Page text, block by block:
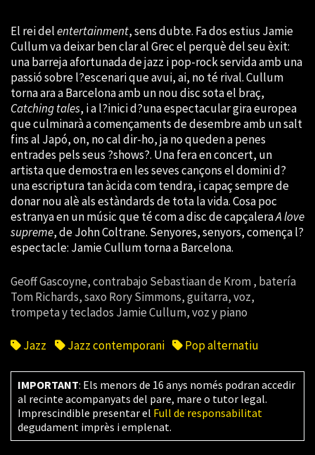
El rei delentertainment, sens dubte. Fa dos estius Jamie
Cullum va deixar ben clar al Grec el perquè del seu èxit:
una barreja afortunada de jazz i pop-rock servida amb una
passió sobre l?escenari que avui, ai, no té rival. Cullum
torna ara a Barcelona amb un nou disc sota el braç,
Catching tales, i a l?inici d?una espectacular gira europea
que culminarà a començaments de desembre amb un salt
fins al Japó, on, no cal dir-ho, ja no queden a penes
entrades pels seus ?shows?. Una fera en concert, un
artista que demostra en les seves cançons el domini d?
una escriptura tan àcida com tendra, i capaç sempre de
donar nou alè als estàndards de tota la vida. Cosa poc
estranya en un músic que té com a disc de capçaleraA love
supreme, de John Coltrane. Senyores, senyors, comença l?
espectacle: Jamie Cullum torna a Barcelona.
Geoff Gascoyne, contrabajo Sebastiaan de Krom , batería
Tom Richards, saxo Rory Simmons, guitarra, voz,
trompeta y teclados Jamie Cullum, voz y piano
Jazz Jazz contemporani Pop alternatiu
IMPORTANT: Els menors de 16 anys només podran accedir
al recinte acompanyats del pare, mare o tutor legal.
Imprescindible presentar el Full de responsabilitat
degudament imprès i emplenat.